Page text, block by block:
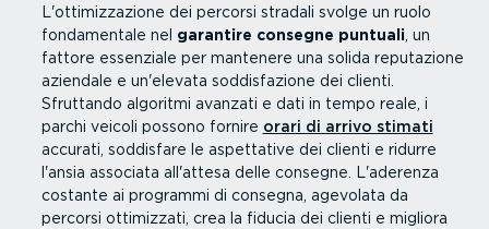
L'ottimiz­za­zione dei percorsi stradali svolge un ruolo
fonda­mentale nel garantire consegne puntuali , un
fattore essenziale per mantenere una solida reputazione
aziendale e un'elevata soddi­sfa­zione dei clienti.
Sfruttando algoritmi avanzati e dati in tempo reale, i
parchi veicoli possono fornire orari di arrivo stimati
accurati, soddisfare le aspettative dei clienti e ridurre
l'ansia associata all'attesa delle consegne. L'aderenza
costante ai programmi di consegna, agevolata da
percorsi ottimizzati, crea la fiducia dei clienti e migliora